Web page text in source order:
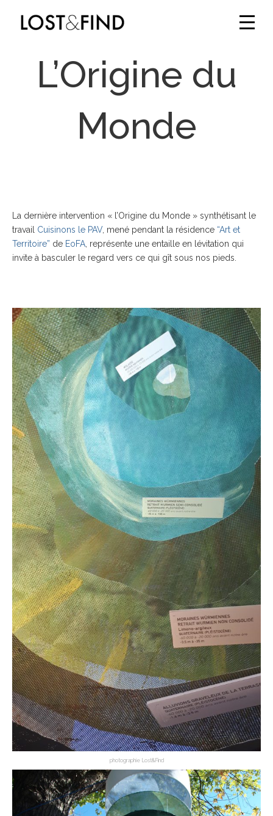
L’Origine du
Monde
La dernière intervention « l’Origine du Monde » synthétisant le
travail Cuisinons le PAV, mené pendant la résidence “Art et
Territoire” de EoFA, représente une entaille en lévitation qui
invite à basculer le regard vers ce qui gît sous nos pieds.
photographie Lost&Find